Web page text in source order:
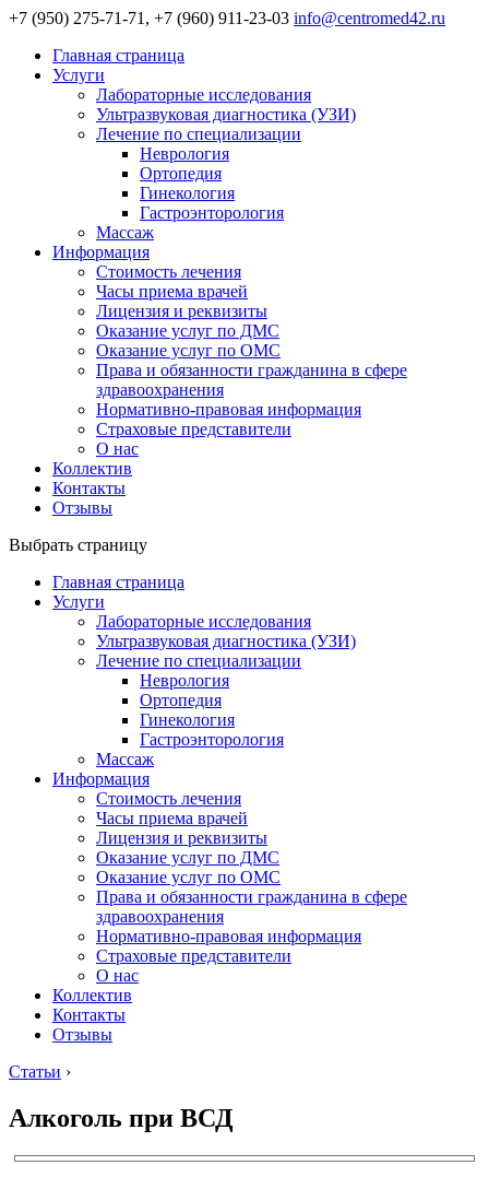
+7 (950) 275-71-71, +7 (960) 911-23-03 info@centromed42.ru
Главная страница
Услуги
Лабораторные исследования
Ультразвуковая диагностика (УЗИ)
Лечение по специализации
Неврология
Ортопедия
Гинекология
Гастроэнторология
Массаж
Информация
Стоимость лечения
Часы приема врачей
Лицензия и реквизиты
Оказание услуг по ДМС
Оказание услуг по ОМС
Права и обязанности гражданина в сфере
здравоохранения
Нормативно-правовая информация
Страховые представители
О нас
Коллектив
Контакты
Отзывы
Выбрать страницу
Главная страница
Услуги
Лабораторные исследования
Ультразвуковая диагностика (УЗИ)
Лечение по специализации
Неврология
Ортопедия
Гинекология
Гастроэнторология
Массаж
Информация
Стоимость лечения
Часы приема врачей
Лицензия и реквизиты
Оказание услуг по ДМС
Оказание услуг по ОМС
Права и обязанности гражданина в сфере
здравоохранения
Нормативно-правовая информация
Страховые представители
О нас
Коллектив
Контакты
Отзывы
Статьи ›
Алкоголь при ВСД